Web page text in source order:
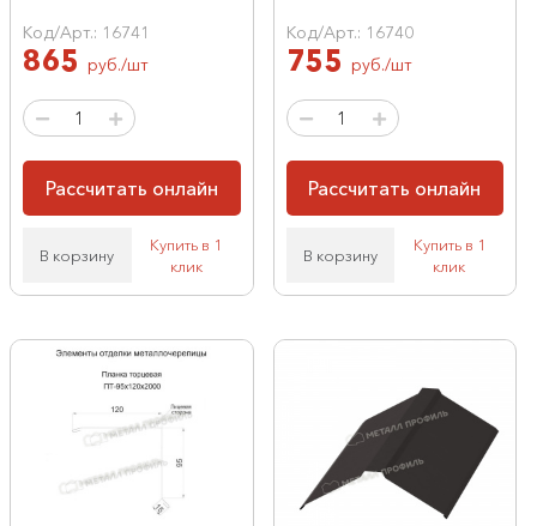
Код/Арт.: 16741
865 руб./шт
Рассчитать онлайн
В корзину
Купить в 1
клик
Код/Арт.: 16740
755 руб./шт
Рассчитать онлайн
В корзину
Купить в 1
клик